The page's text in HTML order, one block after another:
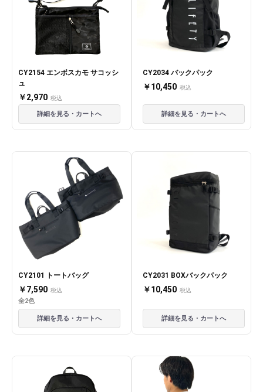
CY2154 エンボスカモ サコッシ
ュ
￥2,970 税込
詳細を見る・カートへ
CY2034 バックパック
￥10,450 税込
詳細を見る・カートへ
CY2101 トートバッグ
￥7,590 税込
全2色
詳細を見る・カートへ
CY2031 BOXバックパック
￥10,450 税込
詳細を見る・カートへ